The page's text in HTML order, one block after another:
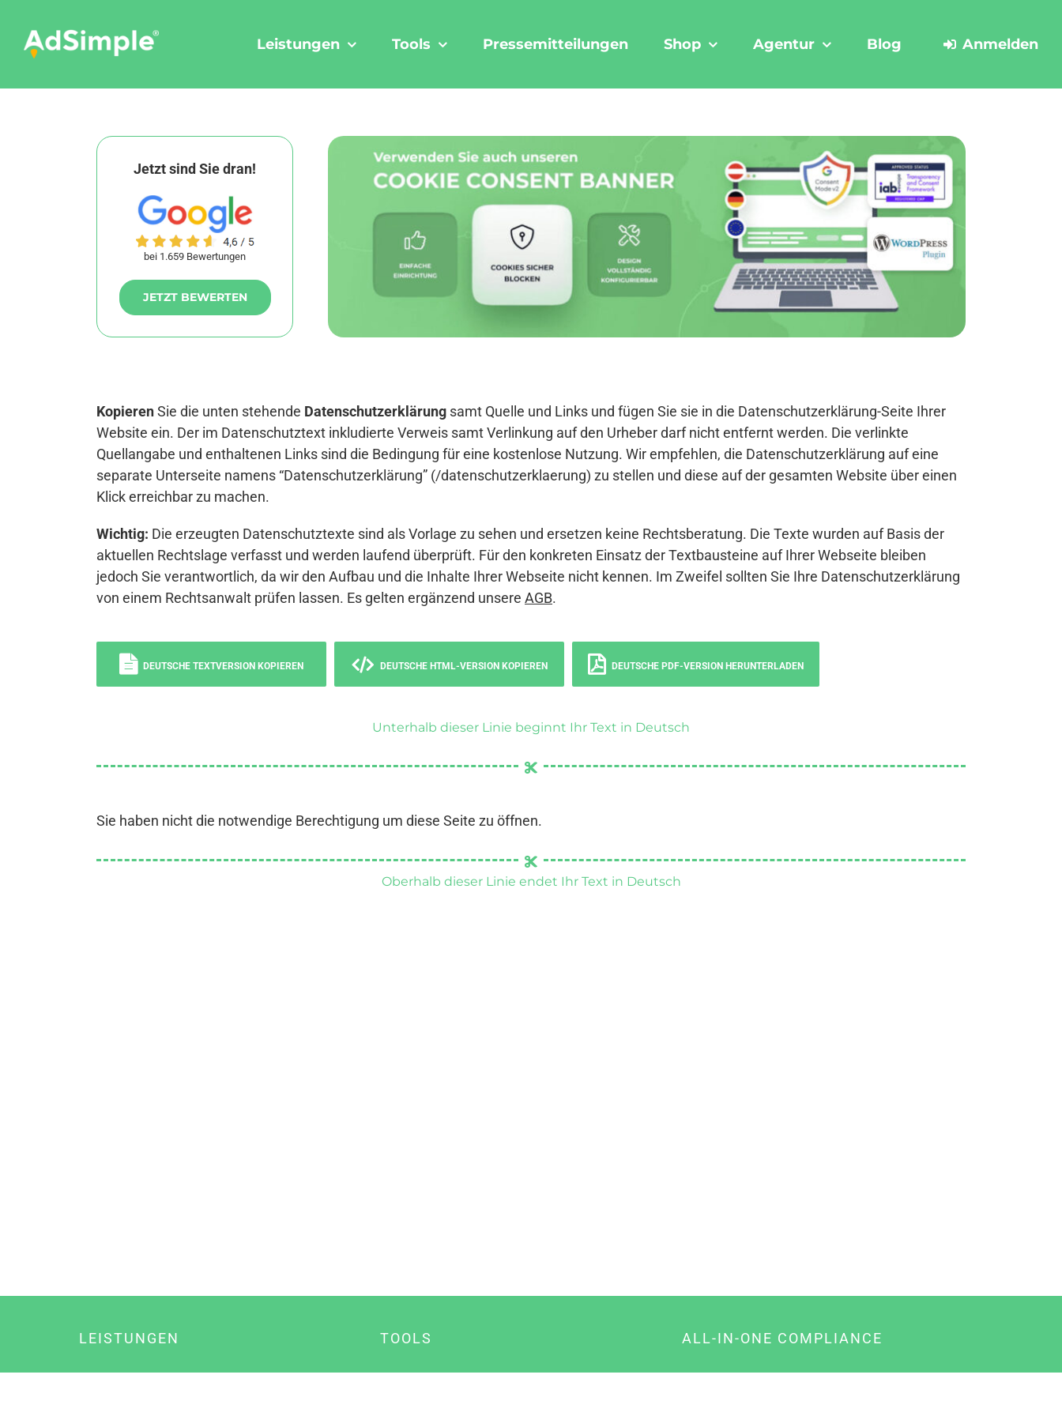
content
Leistungen Tools Pressemitteilungen Shop Agentur Blog Anmelden
Jetzt sind Sie dran!
bei 1.659 Bewertungen
JETZT BEWERTEN
KopierenSie die unten stehende Datenschutzerklärung samt Quelle und Links und fügen Sie sie in die Datenschutzerklärung-Seite Ihrer
Website ein. Der im Datenschutztext inkludierte Verweis samt Verlinkung auf den Urheber darf nicht entfernt werden. Die verlinkte
Quellangabe und enthaltenen Links sind die Bedingung für eine kostenlose Nutzung. Wir empfehlen, die Datenschutzerklärung auf eine
separate Unterseite namens “Datenschutzerklärung” (/datenschutzerklaerung) zu stellen und diese auf der gesamten Website über einen
Klick erreichbar zu machen.
Wichtig: Die erzeugten Datenschutztexte sind als Vorlage zu sehen und ersetzen keine Rechtsberatung. Die Texte wurden auf Basis der
aktuellen Rechtslage verfasst und werden laufend überprüft. Für den konkreten Einsatz der Textbausteine auf Ihrer Webseite bleiben
jedoch Sie verantwortlich, da wir den Aufbau und die Inhalte Ihrer Webseite nicht kennen. Im Zweifel sollten Sie Ihre Datenschutzerklärung
von einem Rechtsanwalt prüfen lassen. Es gelten ergänzend unsere AGB.
DEUTSCHE TEXTVERSION KOPIEREN DEUTSCHE HTML-VERSION KOPIEREN DEUTSCHE PDF-VERSION HERUNTERLADEN
Unterhalb dieser Linie beginnt Ihr Text in Deutsch
Sie haben nicht die notwendige Berechtigung um diese Seite zu öffnen.
Oberhalb dieser Linie endet Ihr Text in Deutsch
LEISTUNGEN TOOLS ALL-IN-ONE COMPLIANCE